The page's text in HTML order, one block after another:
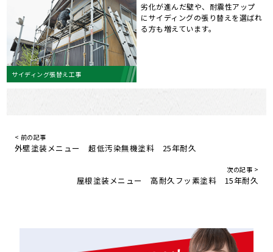
サイディング張替え工事
劣化が進んだ壁や、耐震性アップ
にサイディングの張り替えを選ばれ
る方も増えています。
< 前の記事
外壁塗装メニュー 超低汚染無機塗料 25年耐久
次の記事 >
屋根塗装メニュー 高耐久フッ素塗料 15年耐久